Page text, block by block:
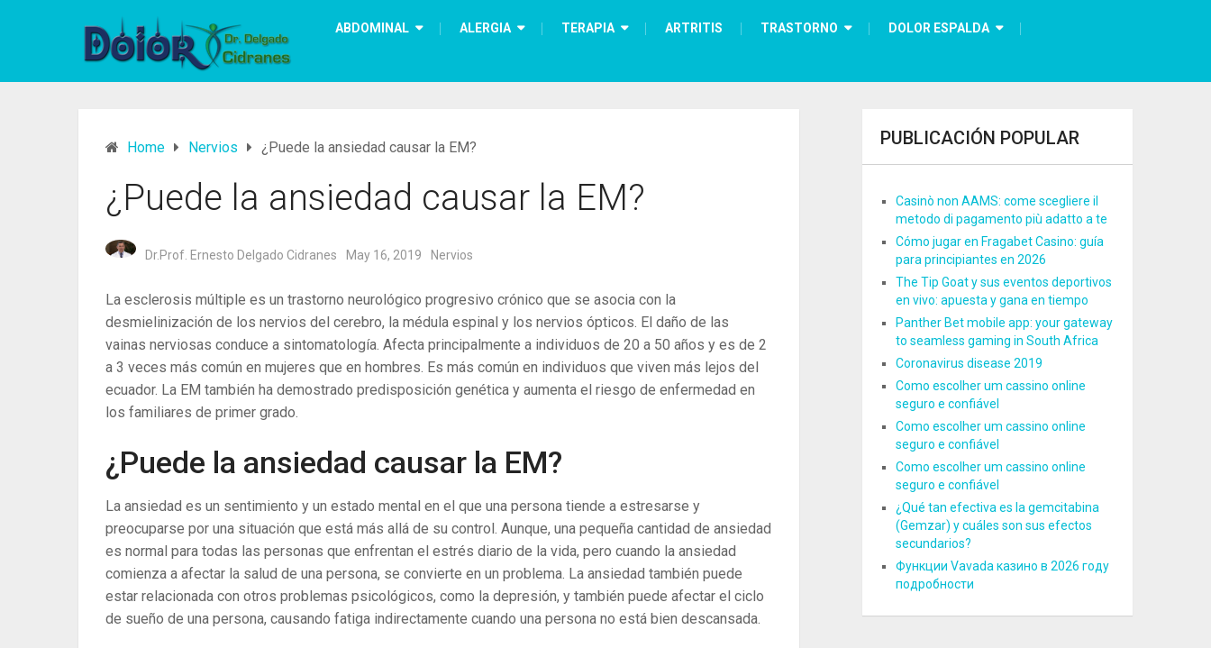
ABDOMINAL ALERGIA TERAPIA ARTRITIS TRASTORNO DOLOR ESPALDA
Home Nervios ¿Puede la ansiedad causar la EM?
¿Puede la ansiedad causar la EM?
Dr.Prof. Ernesto Delgado Cidranes May 16, 2019 Nervios
La esclerosis múltiple es un trastorno neurológico progresivo crónico que se asocia con la
desmielinización de los nervios del cerebro, la médula espinal y los nervios ópticos. El daño de las
vainas nerviosas conduce a sintomatología. Afecta principalmente a individuos de 20 a 50 años y es de 2
a 3 veces más común en mujeres que en hombres. Es más común en individuos que viven más lejos del
ecuador. La EM también ha demostrado predisposición genética y aumenta el riesgo de enfermedad en
los familiares de primer grado.
¿Puede la ansiedad causar la EM?
La ansiedad es un sentimiento y un estado mental en el que una persona tiende a estresarse y
preocuparse por una situación que está más allá de su control. Aunque, una pequeña cantidad de ansiedad
es normal para todas las personas que enfrentan el estrés diario de la vida, pero cuando la ansiedad
comienza a afectar la salud de una persona, se convierte en un problema. La ansiedad también puede
estar relacionada con otros problemas psicológicos, como la depresión, y también puede afectar el ciclo
de sueño de una persona, causando fatiga indirectamente cuando una persona no está bien descansada.
PUBLICACIÓN POPULAR
Casinò non AAMS: come scegliere il
metodo di pagamento più adatto a te
Cómo jugar en Fragabet Casino: guía
para principiantes en 2026
The Tip Goat y sus eventos deportivos
en vivo: apuesta y gana en tiempo
Panther Bet mobile app: your gateway
to seamless gaming in South Africa
Coronavirus disease 2019
Como escolher um cassino online
seguro e confiável
Como escolher um cassino online
seguro e confiável
Como escolher um cassino online
seguro e confiável
¿Qué tan efectiva es la gemcitabina
(Gemzar) y cuáles son sus efectos
secundarios?
Функции Vavada казино в 2026 году
подробности